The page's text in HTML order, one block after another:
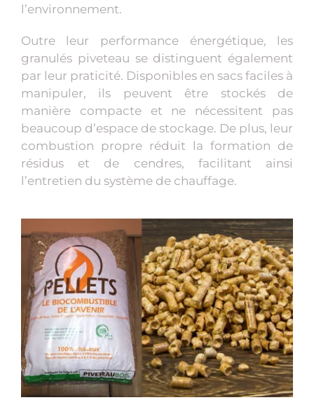
l’environnement.
Outre leur performance énergétique, les
granulés piveteau se distinguent également
par leur praticité. Disponibles en sacs faciles à
manipuler, ils peuvent être stockés de
manière compacte et ne nécessitent pas
beaucoup d’espace de stockage. De plus, leur
combustion propre réduit la formation de
résidus et de cendres, facilitant ainsi
l’entretien du système de chauffage.